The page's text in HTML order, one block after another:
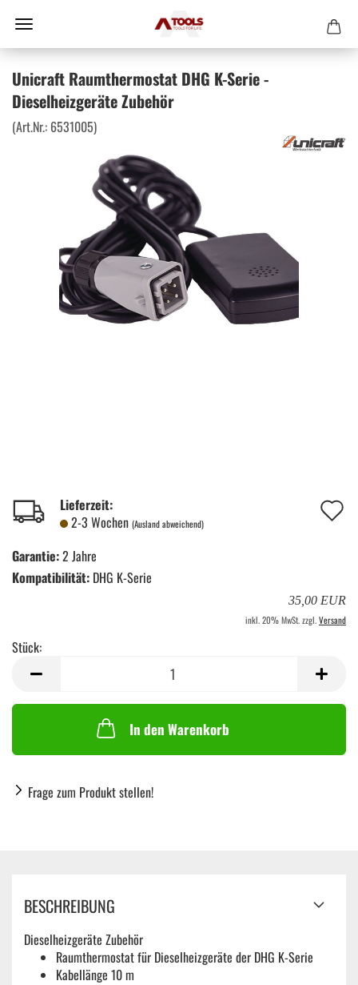
Unicraft Raumthermostat DHG K-Serie -
Dieselheizgeräte Zubehör
(Art.Nr.: 6531005)
Lieferzeit:
2-3 Wochen (Ausland abweichend)
Garantie:2 Jahre
Kompatibilität: DHG K-Serie
35,00 EUR
inkl. 20% MwSt. zzgl.Versand
Stück:
In den Warenkorb
Frage zum Produkt stellen!
BESCHREIBUNG
Dieselheizgeräte Zubehör
Raumthermostat für Dieselheizgeräte der DHG K-Serie
Kabellänge 10 m